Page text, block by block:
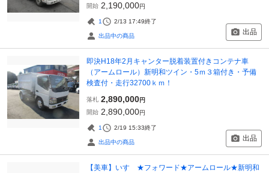
開始 2,190,000円
1 2/13 17:49終了
出品中の商品 出品
即決H18年2月キャンター脱着装置付きコンテナ車
（アームロール）新明和ツイン・5ｍ３箱付き・予備
検査付・走行32700ｋｍ！
落札 2,890,000円
開始 2,890,000円
1 2/19 15:33終了
出品中の商品 出品
【美車】いすゞ★フォワード★アームロール★新明和